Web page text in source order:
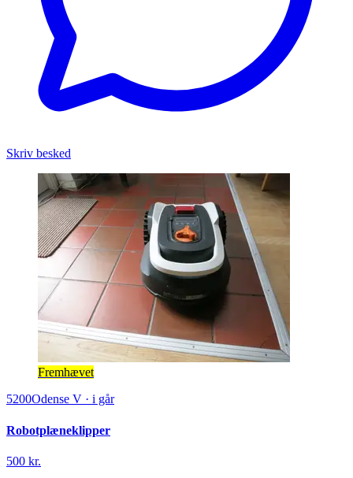
Skriv besked
Fremhævet
5200Odense V · i går
Robotplæneklipper
500 kr.